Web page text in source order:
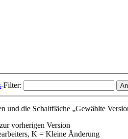
-Filter:
und die Schaltfläche „Gewählte
vorherigen Version
K = Kleine Änderung